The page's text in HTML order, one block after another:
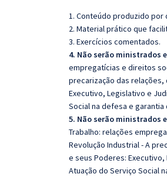
1. Conteúdo produzido
2. Material prático que
3. Exercícios comentados.
4. Não serão ministrados
empregatícias e direitos
precarização das relações,
Executivo, Legislativo e
Social na defesa e
5. Não serão ministrados
Trabalho: relações
Revolução Industrial - A
e seus Poderes: Executivo,
Atuação do Serviço Social